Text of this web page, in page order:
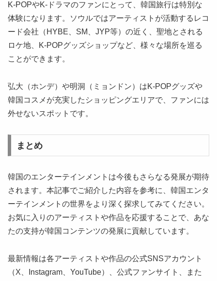
K-POPやK-ドラマのファンにとって、韓国旅行は特別な
体験になります。ソウルではアーティストが活動するレコ
ード会社（HYBE、SM、JYP等）の近く、聖地とされる
ロケ地、K-POPグッズショップなど、様々な場所を巡る
ことができます。
弘大（ホンデ）や明洞（ミョンドン）はK-POPグッズや
韓国コスメが充実したショッピングエリアで、ファンには
外せないスポットです。
まとめ
韓国のエンターテインメントは今後もさらなる発展が期待
されます。本記事でご紹介した内容を参考に、韓国エンタ
ーテインメントの世界をより深く探求してみてください。
お気に入りのアーティストや作品を応援することで、あな
たの支持が韓国コンテンツの発展に貢献しています。
最新情報は各アーティストや作品の公式SNSアカウント
（X、Instagram、YouTube）、公式ファンサイト、また